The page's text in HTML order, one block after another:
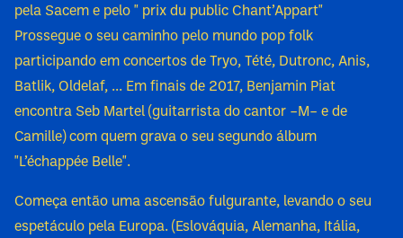
pela Sacem e pelo " prix du public Chant’Appart"
Prossegue o seu caminho pelo mundo pop folk
participando em concertos de Tryo, Tété, Dutronc, Anis,
Batlik, Oldelaf, ... Em finais de 2017, Benjamin Piat
encontra Seb Martel (guitarrista do cantor –M– e de
Camille) com quem grava o seu segundo álbum
"L’échappée Belle".
Começa então uma ascensão fulgurante, levando o seu
espetáculo pela Europa. (Eslováquia, Alemanha, Itália,